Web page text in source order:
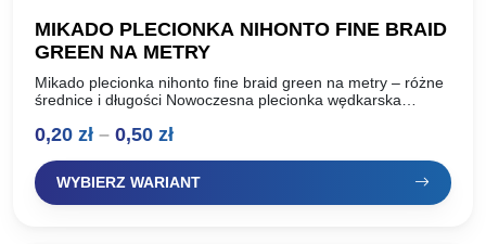
MIKADO PLECIONKA NIHONTO FINE BRAID
GREEN NA METRY
Mikado plecionka nihonto fine braid green na metry – różne
średnice i długości Nowoczesna plecionka wędkarska
splecionych w idealnie…
0,20 zł – 0,50 złZakres
cen:
od
WYBIERZ WARIANT